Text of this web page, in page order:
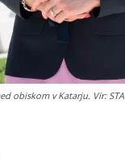
obiskom v Katarju. Vir: STA